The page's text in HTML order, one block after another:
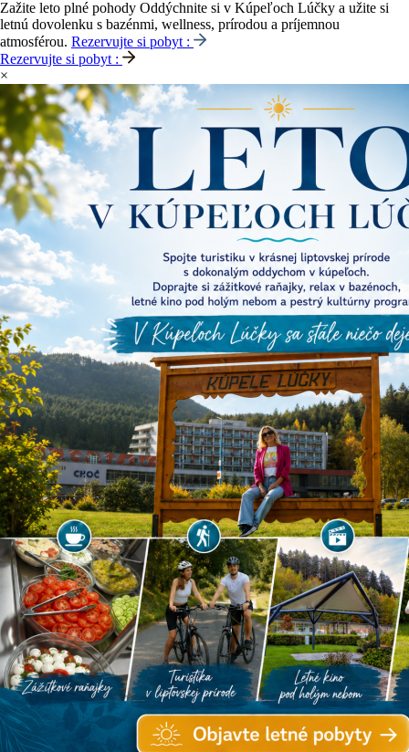
Zažite leto plné pohody Oddýchnite si v Kúpeľoch Lúčky a užite si
letnú dovolenku s bazénmi, wellness, prírodou a príjemnou
atmosférou. Rezervujte si pobyt :
Rezervujte si pobyt :
×